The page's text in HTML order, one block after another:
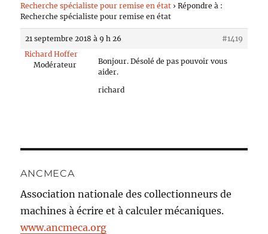
Recherche spécialiste pour remise en état › Répondre à :
Recherche spécialiste pour remise en état
21 septembre 2018 à 9 h 26
#1419
Richard Hoffer
Modérateur
Bonjour. Désolé de pas pouvoir vous
aider.
richard
ANCMECA
Association nationale des collectionneurs de
machines à écrire et à calculer mécaniques.
www.ancmeca.org